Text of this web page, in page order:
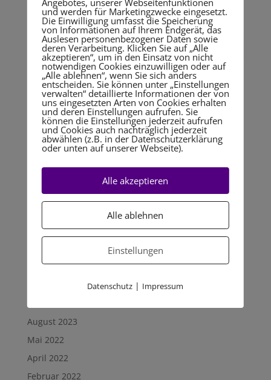
bemerkbar? Und wie...
Neueste Beiträge
Frauen in der Hotellerie: Zwischen Dominanz und
Unsichtbarkeit
Begeisterte Stammgäste statt Beschwerden
Mitarbeiterführung & Persönlichkeitstypologie
Megatrends II: Digitalisierung & „New Work“ – Neue
Chancen in Hotellerie, Tourismus und Dienstleistung
Kommunikation mit Mitarbeitern, Gästen und
Neueste Kommentare
Februar 2025
August 2023
Mai 2022
April 2022
Februar 2022
Angebotes, unserer Webseitenfunktionen
und werden für Marketingzwecke eingesetzt.
Die Einwilligung umfasst die Speicherung
von Informationen auf Ihrem Endgerät, das
Auslesen personenbezogener Daten sowie
deren Verarbeitung. Klicken Sie auf „Alle
akzeptieren“, um in den Einsatz von nicht
notwendigen Cookies einzuwilligen oder auf
„Alle ablehnen“, wenn Sie sich anders
entscheiden. Sie können unter „Einstellungen
verwalten“ detaillierte Informationen der von
uns eingesetzten Arten von Cookies erhalten
und deren Einstellungen aufrufen. Sie
können die Einstellungen jederzeit aufrufen
und Cookies auch nachträglich jederzeit
abwählen (z.B. in der Datenschutzerklärung
oder unten auf unserer Webseite).
Alle akzeptieren
Alle ablehnen
Einstellungen
Datenschutz | Impressum